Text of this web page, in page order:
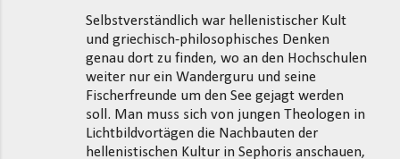
Selbstverständlich war hellenistischer Kult
und griechisch-philosophisches Denken
genau dort zu finden, wo an den Hochschulen
weiter nur ein Wanderguru und seine
Fischerfreunde um den See gejagt werden
soll. Man muss sich von jungen Theologen in
Lichtbildvortägen die Nachbauten der
hellenistischen Kultur in Sephoris anschauen,